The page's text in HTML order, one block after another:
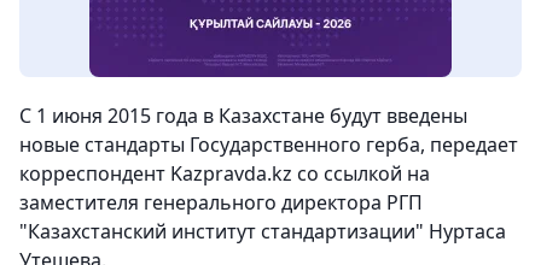
С 1 июня 2015 года в Казахстане будут введены
новые стандарты Государственного герба, передает
корреспондент Kazpravda.kz со ссылкой на
заместителя генерального директора РГП
"Казахстанский институт стандартизации" Нуртаса